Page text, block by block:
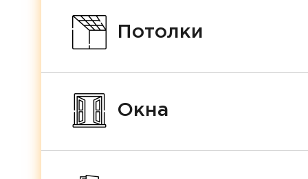
Потолки
Окна